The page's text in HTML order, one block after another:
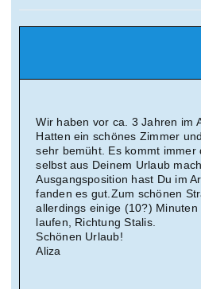
Wir haben vor ca. 3 Jahren im
Hatten ein schönes Zimmer
sehr bemüht. Es kommt immer
selbst aus Deinem Urlaub
Ausgangsposition hast Du im
fanden es gut.Zum schönen
allerdings einige (10?) Minuten
laufen, Richtung Stalis.
Schönen Urlaub!
Aliza